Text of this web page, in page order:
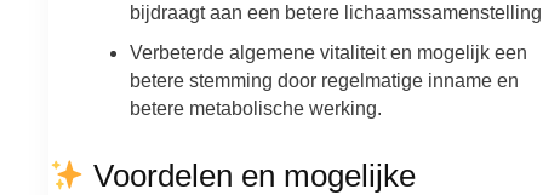
bijdraagt aan een betere
Verbeterde algemene vitaliteit en mogelijk een
betere stemming door regelmatige inname en
betere metabolische werking.
Voordelen en mogelijke